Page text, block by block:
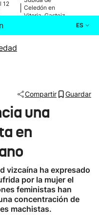
12
Celedón en
Vitoria-Gasteiz
ES
Compartir Guardar
una
en
vizcaína ha expresado
por la mujer el
feministas han
concentración de
machistas.